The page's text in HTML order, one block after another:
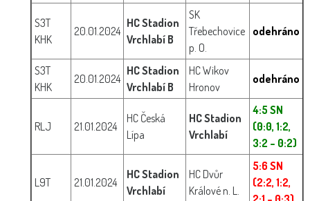
S3T
KHK
20.01.2024
HC Stadion
Vrchlabí B
SK
Třebechovice
p. O.
odehráno
S3T
KHK
20.01.2024
HC Stadion
Vrchlabí B
HC Wikov
Hronov
odehráno
RLJ 21.01.2024
HC Česká
Lípa
HC Stadion
Vrchlabí
4:5 SN
(0:0, 1:2,
3:2 – 0:2)
L9T 21.01.2024
HC Stadion
Vrchlabí
HC Dvůr
Králové n. L.
5:6 SN
(2:2, 1:2,